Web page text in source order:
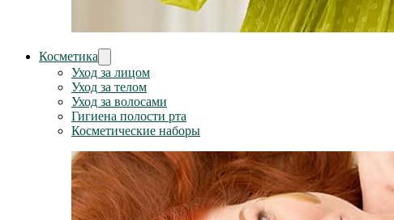
Косметика
Уход за лицом
Уход за телом
Уход за волосами
Гигиена полости рта
Косметические наборы